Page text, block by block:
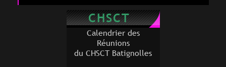
CHSCT
Calendrier des
Réunions
du CHSCT Batignolles